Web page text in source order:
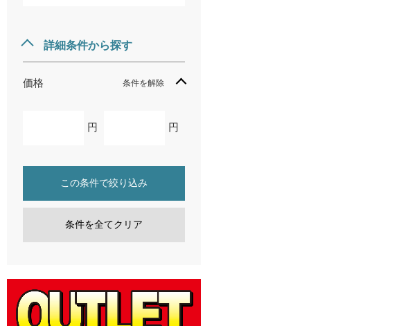
詳細条件から探す
価格 条件を解除
円 円
この条件で絞り込み
条件を全てクリア